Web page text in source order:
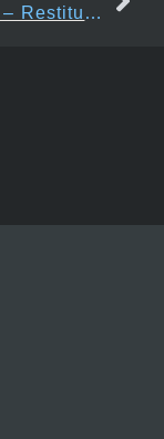
Art. 2794 – Restituzione Della Cosa